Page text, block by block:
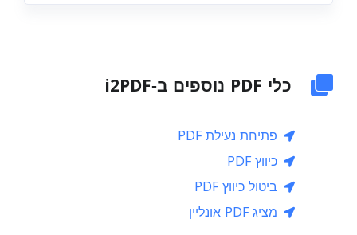
כלי PDF נוספים ב‑i2PDF
פתיחת נעילת PDF
כיווץ PDF
ביטול כיווץ PDF
מציג PDF אונליין